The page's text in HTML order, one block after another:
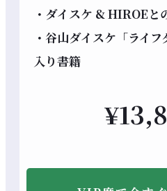
・ダイスケ & HIROEと
・谷山ダイスケ「ライ
入り書籍